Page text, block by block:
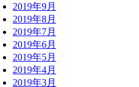
2019年9月
2019年8月
2019年7月
2019年6月
2019年5月
2019年4月
2019年3月